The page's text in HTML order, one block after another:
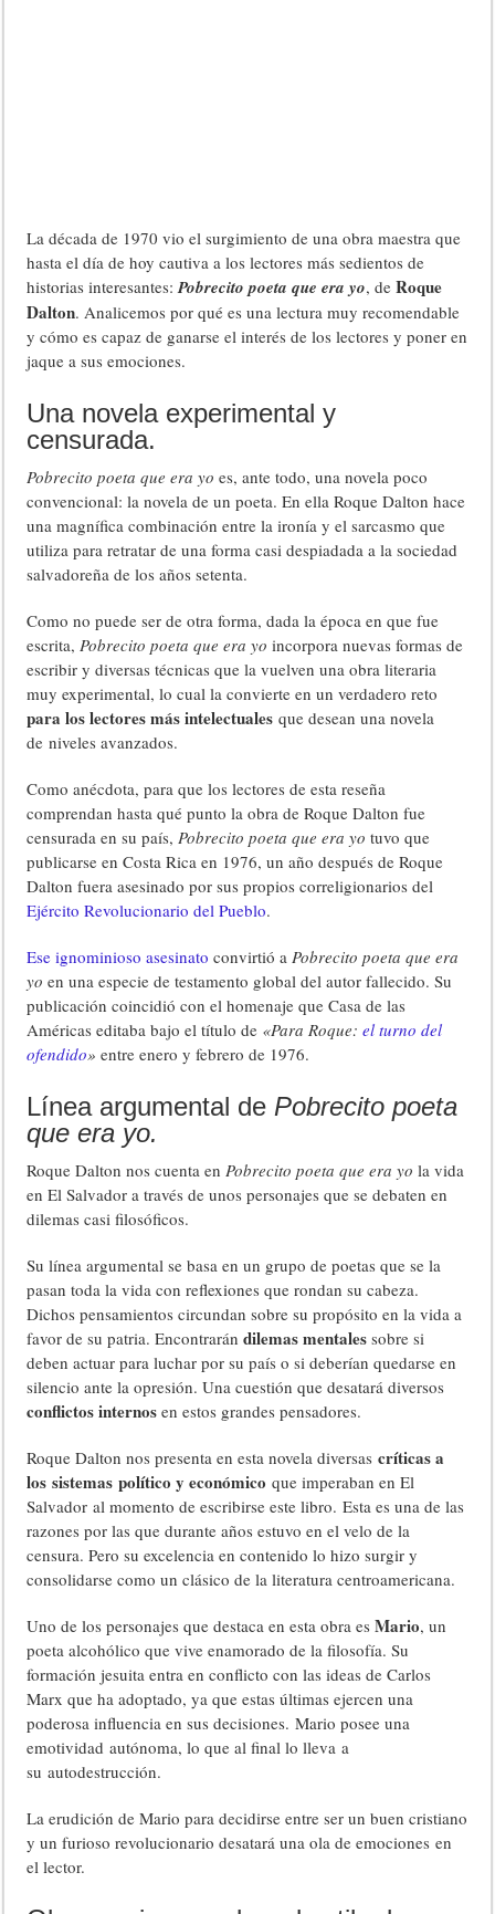
La década de 1970 vio el surgimiento de una obra maestra que
hasta el día de hoy cautiva a los lectores más sedientos de
historias interesantes:Pobrecito poeta que era yo, deRoque
Dalton. Analicemos por qué es una lectura muy recomendable
y cómo es capaz de ganarse el interés de los lectores y poner en
jaque a sus emociones.
Una novela experimental y
censurada.
Pobrecito poeta que era yo es, ante todo, una novela poco
convencional: la novela de un poeta. En ella Roque Dalton hace
una magnífica combinación entre la ironía y el sarcasmo que
utiliza para retratar de una forma casi despiadada a la sociedad
salvadoreña de los años setenta.
Como no puede ser de otra forma, dada la época en que fue
escrita,Pobrecito poeta que era yo incorpora nuevas formas de
escribir y diversas técnicas que la vuelven una obra literaria
muy experimental, lo cual la convierte en un verdadero reto
para los lectores más intelectualesque desean una novela
de niveles avanzados.
Como anécdota, para que los lectores de esta reseña
comprendan hasta qué punto la obra de Roque Dalton fue
censurada en su país,Pobrecito poeta que era yo tuvo que
publicarse en Costa Rica en 1976, un año después de Roque
Dalton fuera asesinado por sus propios correligionarios del
Ejército Revolucionario del Pueblo.
Ese ignominioso asesinato convirtió a Pobrecito poeta que era
yo en una especie de testamento global del autor fallecido. Su
publicación coincidió con el homenaje que Casa de las
Américas editaba bajo el título de «Para Roque:el turno del
ofendido» entre enero y febrero de 1976.
Línea argumental de Pobrecito poeta
que era yo.
Roque Dalton nos cuenta enPobrecito poeta que era yo la vida
en El Salvador a través de unos personajes que se debaten en
dilemas casi filosóficos.
Su línea argumental se basa en un grupo de poetas que se la
pasan toda la vida con reflexiones que rondan su cabeza.
Dichos pensamientos circundan sobre su propósito en la vida a
favor de su patria. Encontrarándilemas mentales sobre si
deben actuar para luchar por su país o si deberían quedarse en
silencio ante la opresión. Una cuestión que desatará diversos
conflictos internos en estos grandes pensadores.
Roque Dalton nos presenta en esta novela diversascríticas a
los sistemas político y económico que imperaban en El
Salvador al momento de escribirse este libro. Esta es una de las
razones por las que durante años estuvo en el velo de la
censura. Pero su excelencia en contenido lo hizo surgir y
consolidarse como un clásico de la literatura centroamericana.
Uno de los personajes que destaca en esta obra esMario, un
poeta alcohólico que vive enamorado de la filosofía. Su
formación jesuita entra en conflicto con las ideas de Carlos
Marx que ha adoptado, ya que estas últimas ejercen una
poderosa influencia en sus decisiones. Mario posee una
emotividad autónoma, lo que al final lo lleva a
su autodestrucción.
La erudición de Mario para decidirse entre ser un buen cristiano
y un furioso revolucionario desatará una ola de emociones en
el lector.